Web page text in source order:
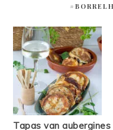
Tapas van aubergines